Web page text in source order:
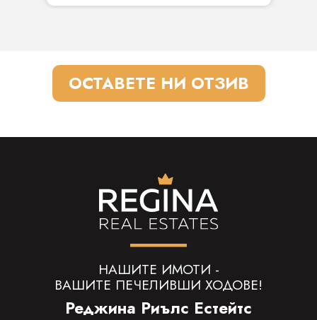
ОСТАВЕТЕ НИ ОТЗИВ
НАШИТЕ ИМОТИ -
ВАШИТЕ ПЕЧЕЛИВШИ ХОДОВЕ!
Реджина Риълс Естейтс